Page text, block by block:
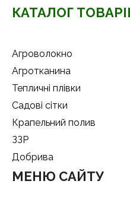
КАТАЛОГ
Агроволокно
Агротканина
Тепличні плівки
Садові сітки
Крапельний полив
ЗЗР
Добрива
МЕНЮ САЙТУ